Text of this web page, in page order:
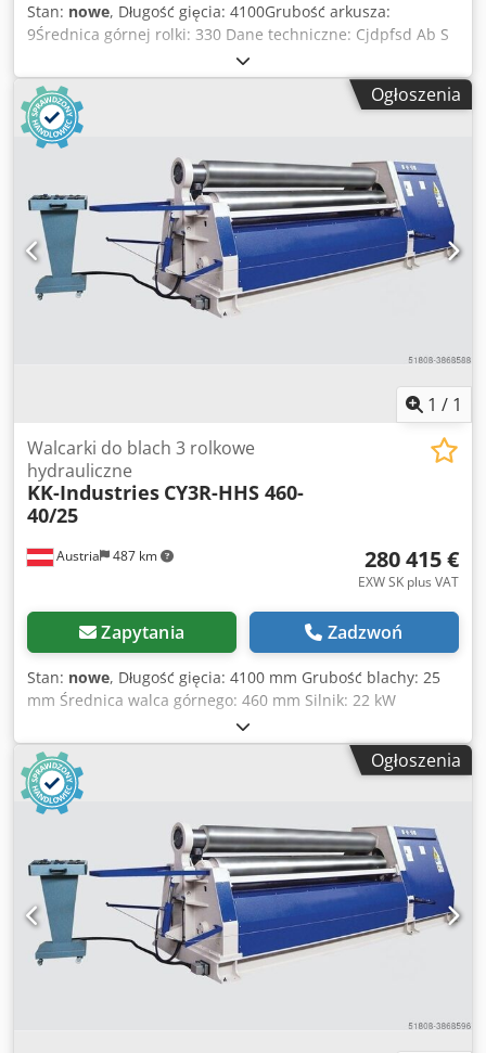
Stan: nowe, Długość gięcia: 4100Grubość arkusza:
9Średnica górnej rolki: 330 Dane techniczne: Cjdpfsd Ab S
Hsx Apbjrf - Hartowane i polerowane rolki - Kompletny
korpus wykonany ze stali ST-52 - Urządzenie do gięcia
stożkowego - Wyświetlacz cyfrowy dla walców bocznych -
Przenośny panel sterowania - Rolki są zamontowane z
łożyskami - Górna osłona wału, otwierana i zamykana
hydraulicznie przez panel sterowania. - Wszystkie rolki są
napędzane przez silnik hydrauliczny i przekładnie
planetarne - Ruchy boczne są napędzane hydraulicznie
Opcje: - zmienna prędkość obrotowa EURO 4.682,-- - Stół
podawania materiału na życzenie - Chłodnica oleju EURO
1.040,-- - Wsparcie centrum EURO 13.600,-- - Wsporniki
boczne EURO 10.250,-- Posiadamy wiele referencji!
Ogłoszenia
1 / 1
Austria 487 km
Walcarki do blach 3 rolkowe
hydrauliczne
KK-Industries CY3R-HHS 460-
40/25
280 415 €
EXW SK plus VAT
Zapytania Zadzwoń
Stan: nowe, Długość gięcia: 4100 mm Grubość blachy: 25
mm Średnica walca górnego: 460 mm Silnik: 22 kW
Wymiary (DxSxW): 7200 x 2500 x 2200 mm Waga ok.: 31 000
kg Długość blachy: 4100 mm Dane techniczne: - Hartowane
i polerowane walce - Kompletna rama wykonana ze stali
ST-52 - Urządzenie do gięcia stożkowego - Wyświetlacz
cyfrowy dla walców bocznych - Przenośny pulpit
sterowniczy - Walce zamontowane na łożyskach - Pokrywa
walca górnego otwierana i zamykana hydraulicznie z
poziomu panelu sterowania - Wszystkie walce napędzane
przez silnik hydrauliczny i przekładnię planetarną - Ruchy
boczne napędzane hydraulicznie - Zgodność z normami CE
Opcje: - Zmienna prędkość obrotowa: EURO 5 858,-- - Stół
do podawania materiału na zapytanie - Chłodnica oleju
18 750,-- - Wsparcia boczne: EURO 15 400,-- Posiadamy
Ogłoszenia